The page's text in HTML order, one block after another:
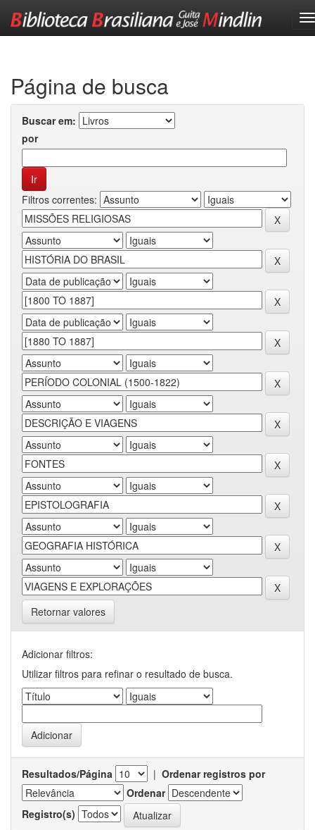
Página de busca
Buscar em:
por
Filtros correntes:
Retornar valores
Adicionar filtros:
Utilizar filtros para refinar o resultado de busca.
Resultados/Página | Ordenar registros por
Ordenar
Registro(s)